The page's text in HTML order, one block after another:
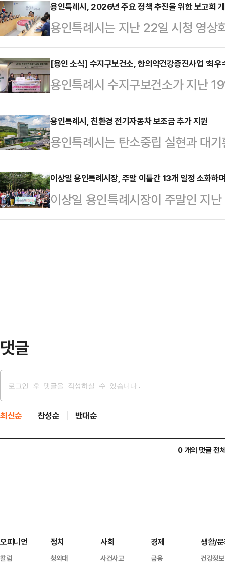
해소하고자 인접 공동주택가에서
행로를 신설하기 위해 추진됐다.시
교부금 2억 원, 올해 시 예산 2억
다.지난해 9월부터 진입로 공사에
포함), 폭 2.5m 규모의 진입로를
막, 경관등 …
용인특례시, 2026년 주요 정책 추진을 위한 보고회
용인특례시는 지난 22일 시청 영
보고회'를 열고 내년 시가 추진하는
상일 시장이 주재한 보고회에서는
을 위한 정책 방향과 실행 계획에
'민선8기' 마지막 해인 2026년 시
업 글로벌 중심도시로 도약하기 위
행정과 경제, 복지, 문화, 생활체육
는 시정을…
[용인 소식] 수지구보건소, 한의약건강증진사업 '최우
용인특례시 수지구보건소가 지난
주관 '2025년 한의약건강증진사업
보건복지부장관 표창을 수상했다.
동, 청소년, 갱년기, 노인 등 주요
적으로 개발해 제공해 왔다.특히 지
지구 노인의 특성에 맞춘 한의약적
점이 높이 평가받았다.수지구보건
보건복지부장관 표창을 받은 바 있
용인특례시, 친환경 전기자동차 보조금 추가 지원
용인특례시는 탄소중립 실현과 대
금 지원 사업을 추가로 진행하기로
밝혔다.시는 지난 8월 조기마감된
원할 방침이며, 지원 대상 전기자
30대)다.지난 1월부터 시가 지원한
이상일 용인특례시장, 주말 이틀간 13개 일정 소화하
이상일 용인특례시장이 주말인 지
사 등 무려 13개의 일정을 소화하
댓글
최신순 찬성순 반대순
0 개의 댓글 전
오피니언
칼럼
정치
청와대
사회
사건사고
경제
금융
생활/
건강정보